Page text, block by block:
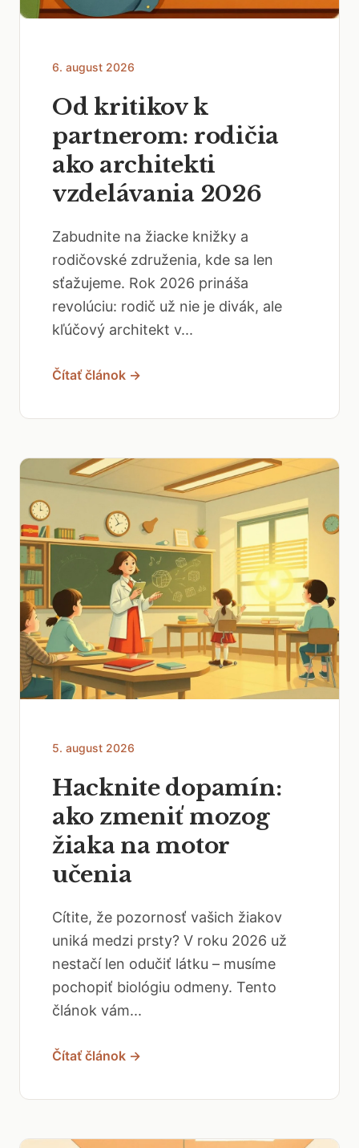
6. august 2026
Od kritikov k
partnerom: rodičia
ako architekti
vzdelávania 2026
Zabudnite na žiacke knižky a
rodičovské združenia, kde sa len
sťažujeme. Rok 2026 prináša
revolúciu: rodič už nie je divák, ale
kľúčový architekt v...
Čítať článok →
5. august 2026
Hacknite dopamín:
ako zmeniť mozog
žiaka na motor
učenia
Cítite, že pozornosť vašich žiakov
uniká medzi prsty? V roku 2026 už
nestačí len odučiť látku – musíme
pochopiť biológiu odmeny. Tento
článok vám...
Čítať článok →